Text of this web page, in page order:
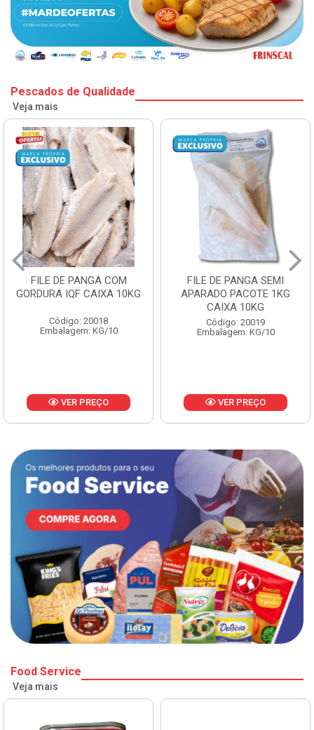
Pescados de Qualidade
Veja mais
FILE DE PANGA SEMI
APARADO PACOTE 1KG
Código: 20019
Embalagem: KG/10
VER PREÇO
POLACA DESFIADA
PESCAMARES PCT5KG
CX10KG
Código: 20161
Embalagem: KG/10
VER PREÇO
Food Service
Veja mais